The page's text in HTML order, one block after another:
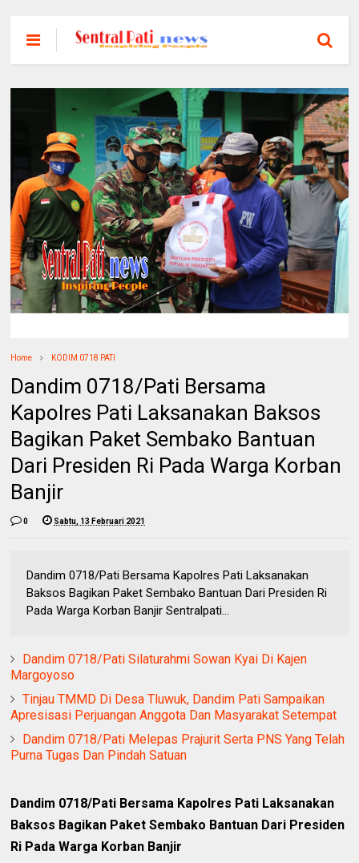
Home KODIM 0718 PATI
Dandim 0718/Pati Bersama
Kapolres Pati Laksanakan Baksos
Bagikan Paket Sembako Bantuan
Dari Presiden Ri Pada Warga Korban
Banjir
0 Sabtu, 13 Februari 2021
Dandim 0718/Pati Bersama Kapolres Pati Laksanakan
Baksos Bagikan Paket Sembako Bantuan Dari Presiden Ri
Pada Warga Korban Banjir Sentralpati...
Dandim 0718/Pati Silaturahmi Sowan Kyai Di Kajen
Margoyoso
Tinjau TMMD Di Desa Tluwuk, Dandim Pati Sampaikan
Apresisasi Perjuangan Anggota Dan Masyarakat Setempat
Dandim 0718/Pati Melepas Prajurit Serta PNS Yang Telah
Purna Tugas Dan Pindah Satuan
Dandim 0718/Pati Bersama Kapolres Pati Laksanakan
Baksos Bagikan Paket Sembako Bantuan Dari Presiden
Ri Pada Warga Korban Banjir